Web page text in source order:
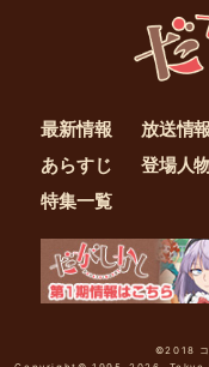
最新情報 放送情報
あらすじ
登場人
特集一覧
©2018 コ